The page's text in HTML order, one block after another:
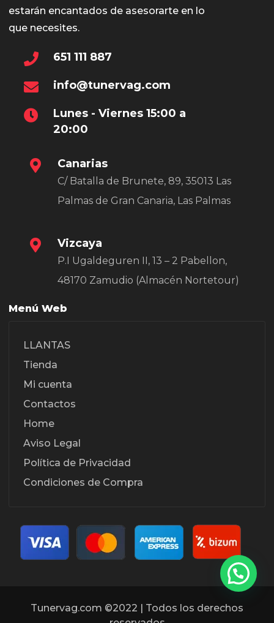
estarán encantados de asesorarte en lo
que necesites.
651 111 887
info@tunervag.com
Lunes - Viernes 15:00 a
20:00
Canarias
C/ Batalla de Brunete, 89, 35013 Las
Palmas de Gran Canaria, Las Palmas
Vizcaya
P.I Ugaldeguren II, 13 – 2 Pabellon,
48170 Zamudio (Almacén Nortetour)
Menú Web
LLANTAS
Tienda
Mi cuenta
Contactos
Home
Aviso Legal
Política de Privacidad
Condiciones de Compra
Tunervag.com ©2022 | Todos los derechos